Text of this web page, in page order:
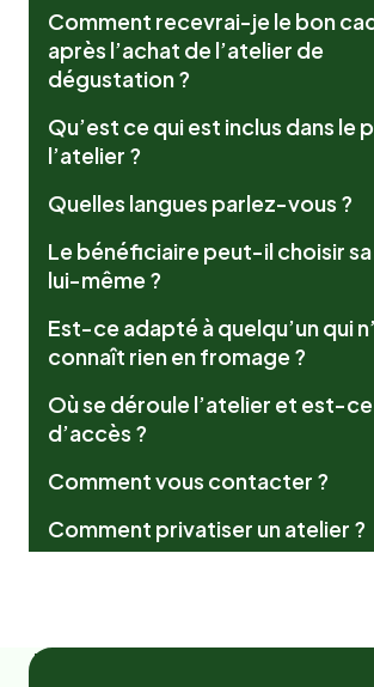
Comment recevrai-je le bon
après l’achat de l’atelier de
dégustation ?
Qu’est ce qui est inclus dans le
l’atelier ?
Quelles langues parlez-vous ?
Le bénéficiaire peut-il choisir
lui-même ?
Est-ce adapté à quelqu’un qui
connaît rien en fromage ?
Où se déroule l’atelier et est-
d’accès ?
Comment vous contacter ?
Comment privatiser un atelier ?